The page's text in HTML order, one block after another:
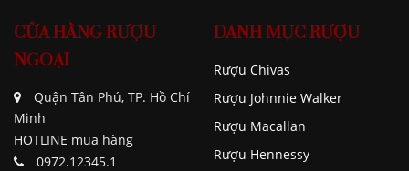
CỬA HÀNG RƯỢU
NGOẠI
Quận Tân Phú, TP. Hồ Chí
Minh
HOTLINE mua hàng
0972.12345.1
DANH MỤC RƯỢU
Rượu Chivas
Rượu Johnnie Walker
Rượu Macallan
Rượu Hennessy